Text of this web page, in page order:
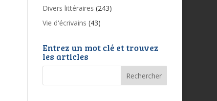
Divers littéraires (243)
Vie d'écrivains (43)
Entrez un mot clé et trouvez
les articles